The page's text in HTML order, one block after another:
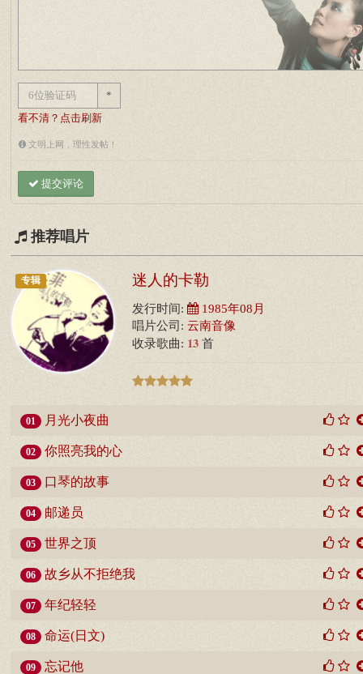
*
看不清？点击刷新
文明上网，理性发帖！
提交评论
推荐唱片
专辑 迷人的卡勒
发行时间: 1985年08月
唱片公司: 云南音像
收录歌曲: 13 首
01 月光小夜曲
02 你照亮我的心
03 口琴的故事
04 邮递员
05 世界之顶
06 故乡从不拒绝我
07 年纪轻轻
08 命运(日文)
09 忘记他